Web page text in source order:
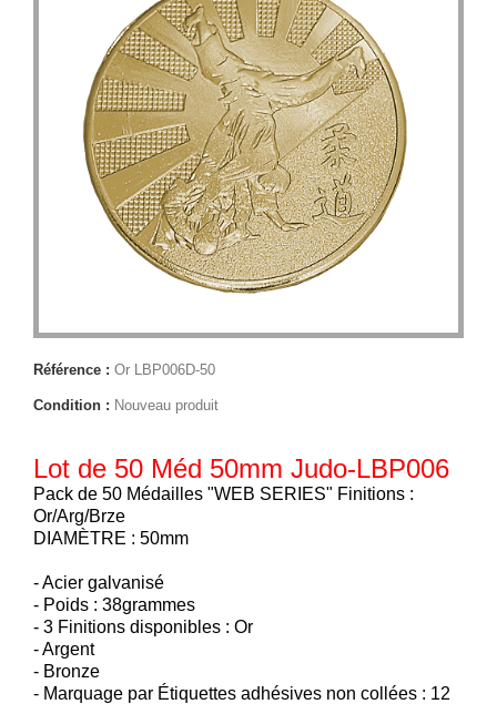
Référence : Or LBP006D-50
Condition : Nouveau produit
Lot de 50 Méd 50mm Judo-LBP006
Pack de 50 Médailles "WEB SERIES" Finitions :
Or/Arg/Brze
DIAMÈTRE : 50mm
- Acier galvanisé
- Poids : 38grammes
- 3 Finitions disponibles : Or
- Argent
- Bronze
- Marquage par Étiquettes adhésives non collées : 12